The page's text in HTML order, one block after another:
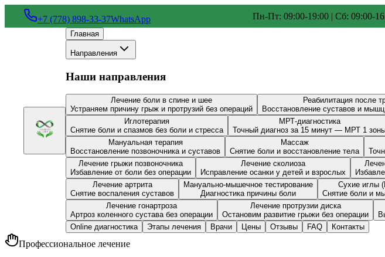
+7 (778) 898-33-37WhatsApp Пн-Пт: 09:00-19:00 | Сб: 09:00-
Главная
Направления
Наши направления
Лечение боли в спине и шее
Устраняем причину грыж и протрузий без операций
Реабилитация после
Восстановление суставов и
Иглотерапия
Снятие боли и спазмов без боли и стресса
МРТ-диагностика
Точный диагноз за 15 минут — МРТ 1
Мануальная терапия
Восстановление позвоночника и суставов
Массаж
Снятие боли и восстановление тела
Лечение грыжи позвоночника
Избавление от боли без операции
Лечение сколиоза
Исправление осанки у детей и взрослых
Лечение артрита
Снятие воспаления суставов
Мануально-мышечное тестирование
Диагностика причины боли
Сухие иглы
Снятие боли и
Лечение гонартроза
Артроз коленного сустава без операции
Лечение протрузии диска
Остановим развитие грыжи без операции
Online диагностика
Этапы лечения Врачи Цены Отзывы FAQ Контакты
Профессиональное лечение